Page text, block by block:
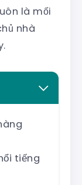
là mối
nhà
tiếng